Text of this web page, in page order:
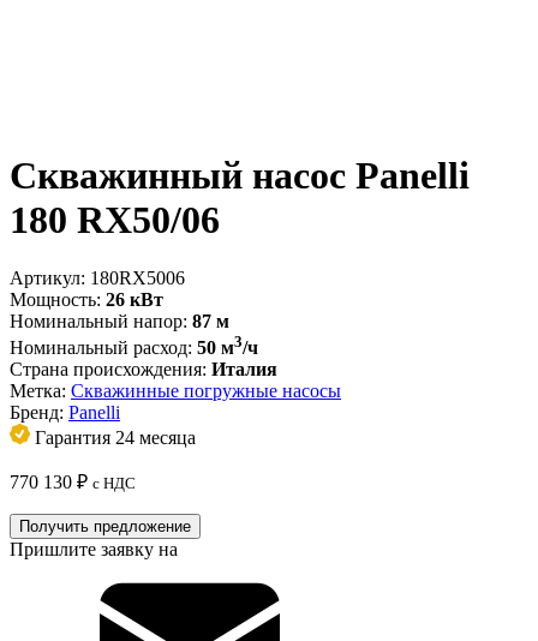
Скважинный насос Panelli
180 RX50/06
Артикул: 180RX5006
Мощность: 26 кВт
Номинальный напор: 87 м
Номинальный расход: 50 м3/ч
Страна происхождения: Италия
Метка: Скважинные погружные насосы
Бренд: Panelli
Гарантия 24 месяца
770 130 ₽ с НДС
Получить предложение
Пришлите заявку на